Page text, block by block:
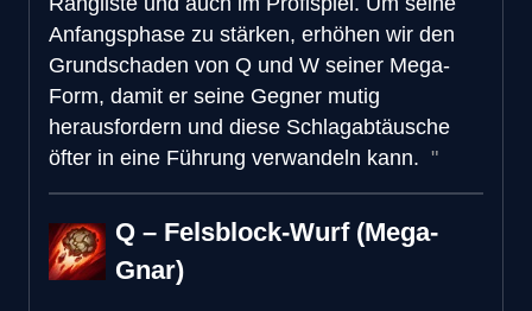
Anfangsphase zu stärken, erhöhen wir den
Grundschaden von Q und W seiner Mega-
Form, damit er seine Gegner mutig
herausfordern und diese Schlagabtäusche
öfter in eine Führung verwandeln kann.
Q – Felsblock-Wurf (Mega-
Gnar)